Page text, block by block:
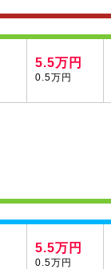
5.5万円
0.5万円
5.5万円
0.5万円